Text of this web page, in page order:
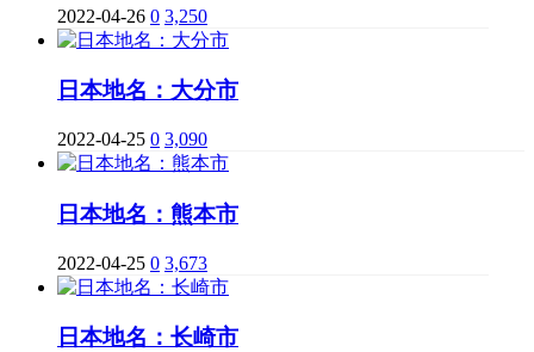
2022-04-26 0 3,250
日本地名：大分市
2022-04-25 0 3,090
日本地名：熊本市
2022-04-25 0 3,673
日本地名：长崎市